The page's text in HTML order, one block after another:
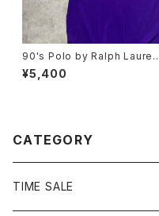
90's Polo by Ralph Lauren
ポロバイラルフローレン 刺繍
ワンポイント ポニー パープ
¥5,400
CATEGORY
TIME SALE